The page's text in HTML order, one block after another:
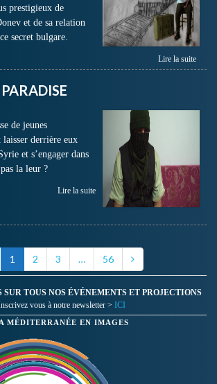
prestigieux de
et de sa relation
secret bulgare.
Lire la suite
de jeunes
derrière eux
et s’engager dans
la leur ?
Lire la suite
1 2 3 … 56
SUR TOUS NOS ÉVÉNEMENTS ET PROJECTIONS
vous à notre newsletter > ICI
MÉDITERRANÉE EN IMAGES